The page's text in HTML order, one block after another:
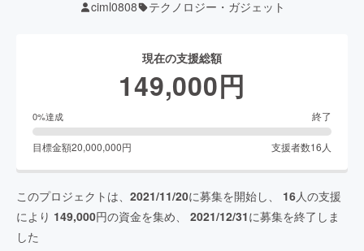
ciml0808 テクノロジー・ガジェット
現在の支援総額
149,000円
0%達成 終了
目標金額20,000,000円 支援者数16人
このプロジェクトは、 2021/11/20に募集を開始し、 16人の支援
により 149,000円の資金を集め、 2021/12/31に募集を終了しま
した